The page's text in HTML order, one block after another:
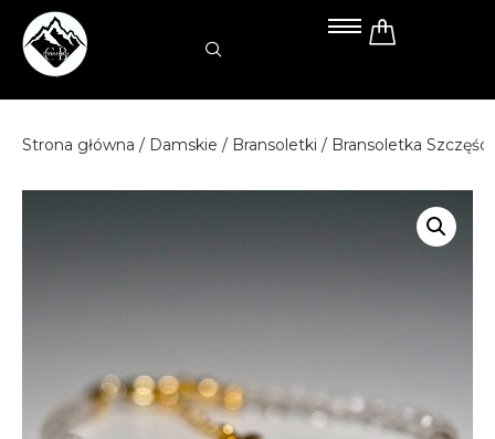
Przejdź
Strona główna / Damskie / Bransoletki / Bransoletka